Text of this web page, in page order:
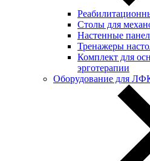
Столы для
Настенные
Тренажеры
Комплект для
эрготерапии
Оборудование для